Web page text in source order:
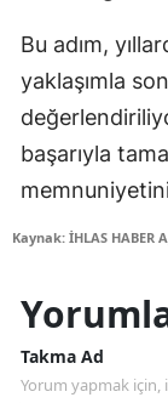
Bu adım,
yaklaşımla
başarıyla
Kaynak: İHLAS HABER
Takma Ad
Yorum yapmak için,